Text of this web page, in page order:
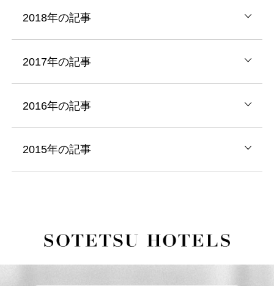
2018年の記事
2017年の記事
2016年の記事
2015年の記事